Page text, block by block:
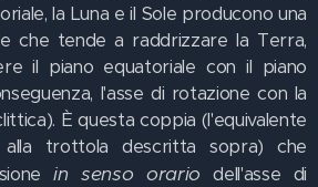
la Luna e il Sole producono una
che tende a raddrizzare la Terra,
il piano equatoriale con il piano
l'asse di rotazione con la
È questa coppia (l'equivalente
trottola descritta sopra) che
in senso orario dell'asse di